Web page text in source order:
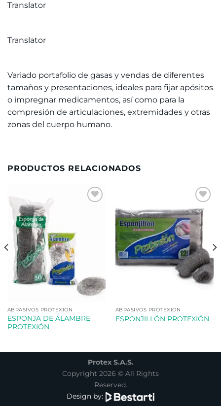
Translator
Translator
Variado portafolio de gasas y vendas de diferentes
tamaños y presentaciones, ideales para fijar apósitos
o impregnar medicamentos, así como para la
compresión de articulaciones, extremidades y otras
zonas del cuerpo humano.
PRODUCTOS RELACIONADOS
ABRASIVOS PROTEXION
ESPONJA DE ALAMBRE
PROTEXIÓN
Añadir
a la
lista de
deseos
ABRASIVOS PROTEXION
ESPONJILLÓN PROTEXIÓN
Protex S.A.S.
Copyright 2026 © All Rights
Reserved.
Design by: